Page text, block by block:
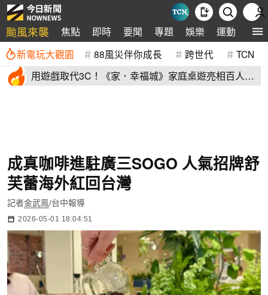
颱風來襲 焦點 即時 要聞 專題 娛樂 運動 全球
新電玩大觀園 88風災伴你成長 跨世代 TCN
用遊戲取代3C！《家．幸福城》家庭桌遊亮相百人三
成真咖啡進駐廣三SOGO 人氣招牌舒
芙蕾海外紅回台灣
記者金武鳯/台中報導
2026-05-01 18:04:51